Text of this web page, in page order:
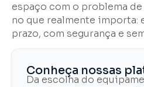
espaço com o problema
no que realmente importa:
prazo, com segurança e
Conheça nossas
Da escolha do